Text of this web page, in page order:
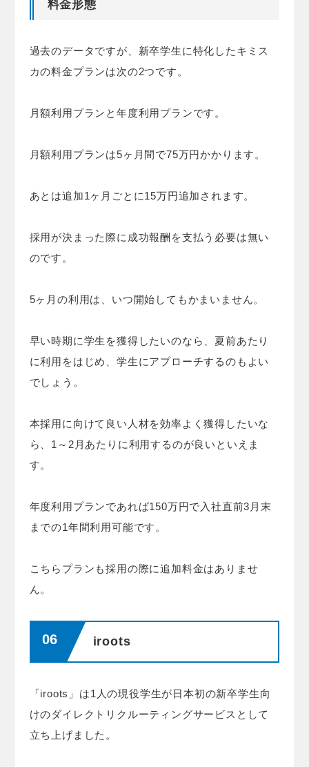
料金形態
過去のデータですが、新卒学生に特化したキミス
カの料金プランは次の2つです。
月額利用プランと年度利用プランです。
月額利用プランは5ヶ月間で75万円かかります。
あとは追加1ヶ月ごとに15万円追加されます。
採用が決まった際に成功報酬を支払う必要は無い
のです。
5ヶ月の利用は、いつ開始してもかまいません。
早い時期に学生を獲得したいのなら、夏前あたり
に利用をはじめ、学生にアプローチするのもよい
でしょう。
本採用に向けて良い人材を効率よく獲得したいな
ら、1～2月あたりに利用するのが良いといえま
す。
年度利用プランであれば150万円で入社直前3月末
までの1年間利用可能です。
こちらプランも採用の際に追加料金はありませ
ん。
iroots
「iroots」は1人の現役学生が日本初の新卒学生向
けのダイレクトリクルーティングサービスとして
立ち上げました。